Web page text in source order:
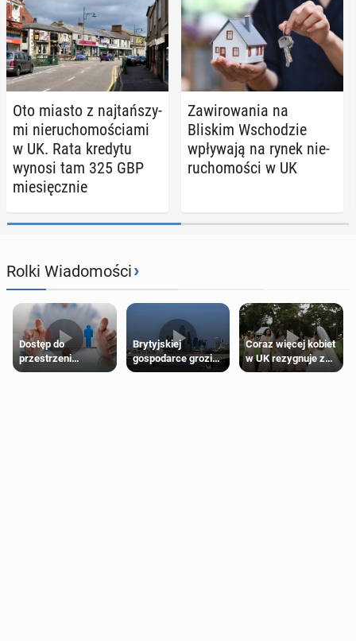
Oto miasto z naj­tań­szy­
mi nie­ru­cho­mo­ścia­mi
w UK. Rata kredytu
wynosi tam 325 GBP
mie­sięcz­nie
Za­wi­ro­wa­nia na
Bliskim Wscho­dzie
wpły­wa­ją na rynek nie­
ru­cho­mo­ści w UK
Rolki Wiadomości›
Dostęp do
przestrzeni
przeznaczonych
Brytyjskiej
gospodarce grozi
recesja, jeśli
Coraz więcej kobiet
w UK rezygnuje z
roli druhny na